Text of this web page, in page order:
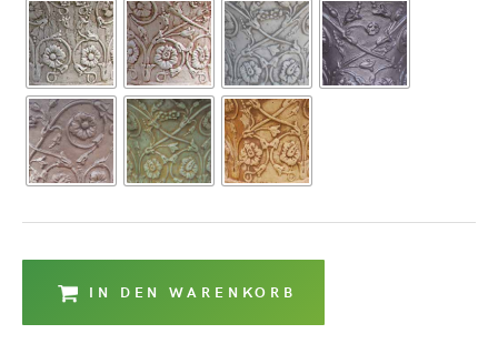
IN DEN WARENKORB